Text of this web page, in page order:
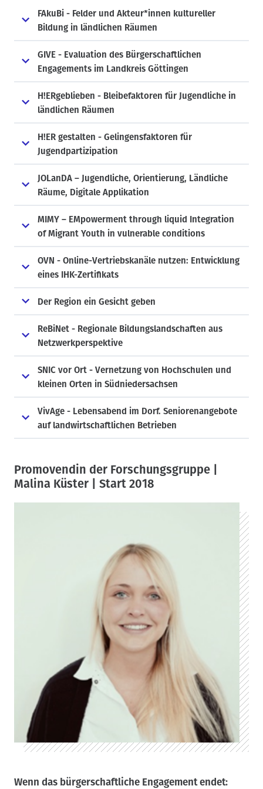
FAkuBi - Felder und Akteur*innen kultureller
Bildung in ländlichen Räumen
GIVE - Evaluation des Bürgerschaftlichen
Engagements im Landkreis Göttingen
H!ERgeblieben - Bleibefaktoren für Jugendliche in
ländlichen Räumen
H!ER gestalten - Gelingensfaktoren für
Jugendpartizipation
JOLanDA – Jugendliche, Orientierung, Ländliche
Räume, Digitale Applikation
MIMY – EMpowerment through liquid Integration
of Migrant Youth in vulnerable conditions
OVN - Online-Vertriebskanäle nutzen: Entwicklung
eines IHK-Zertifikats
Der Region ein Gesicht geben
ReBiNet - Regionale Bildungslandschaften aus
Netzwerkperspektive
SNIC vor Ort - Vernetzung von Hochschulen und
kleinen Orten in Südniedersachsen
VivAge - Lebensabend im Dorf. Seniorenangebote
auf landwirtschaftlichen Betrieben
Promovendin der Forschungsgruppe |
Malina Küster | Start 2018
Wenn das bürgerschaftliche Engagement endet: